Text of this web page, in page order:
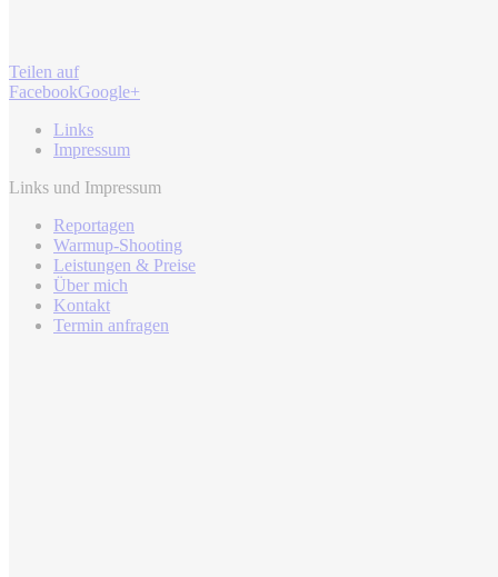
Teilen auf
FacebookGoogle+
Links
Impressum
Links und Impressum
Reportagen
Warmup-Shooting
Leistungen & Preise
Über mich
Kontakt
Termin anfragen